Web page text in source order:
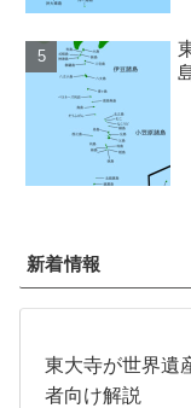
新着情報
東大寺が世界遺
者向け解説